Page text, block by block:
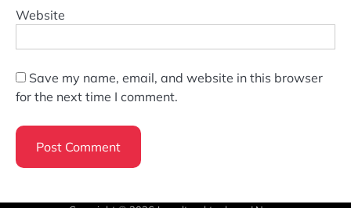
Website
Save my name, email, and website in this browser
for the next time I comment.